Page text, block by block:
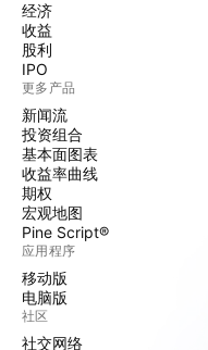
经济
收益
股利
IPO
更多产品
新闻流
投资组合
基本面图表
收益率曲线
期权
宏观地图
Pine Script®
应用程序
移动版
电脑版
社区
社交网络